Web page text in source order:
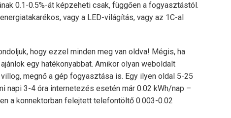
0.1-0.5%-át képzeheti csak, függően a fogyasztástól.
vagy a LED-világítás, vagy az 1C-al
hogy ezzel minden meg van oldva! Mégis, ha
egy hatékonyabbat. Amikor olyan weboldalt
megnő a gép fogyasztása is. Egy ilyen oldal 5-25
3-4 óra internetezés esetén már 0.02 kWh/nap –
a konnektorban felejtett telefontöltő 0.003-0.02